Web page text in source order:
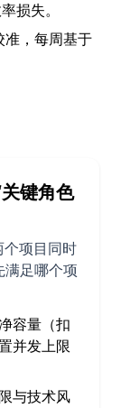
损失。
准，每周基于
键角色
项目同时
满足哪个项
容量（扣
并发上限
与技术风